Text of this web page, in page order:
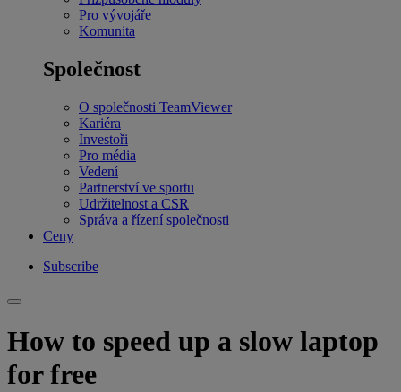
Pro vývojáře
Komunita
Společnost
O společnosti TeamViewer
Kariéra
Investoři
Pro média
Vedení
Partnerství ve sportu
Udržitelnost a CSR
Správa a řízení společnosti
Ceny
Subscribe
How to speed up a slow laptop
for free